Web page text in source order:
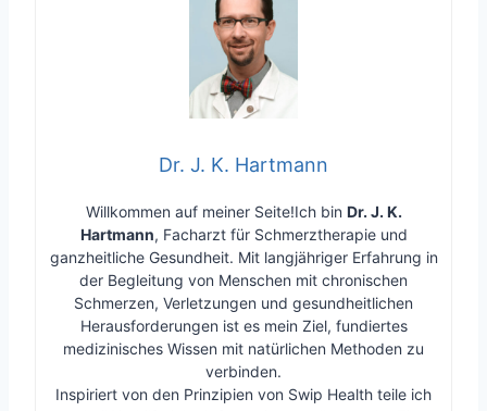
Dr. J. K. Hartmann
Willkommen auf meiner Seite!Ich bin Dr. J. K.
Hartmann, Facharzt für Schmerztherapie und
ganzheitliche Gesundheit. Mit langjähriger Erfahrung in
der Begleitung von Menschen mit chronischen
Schmerzen, Verletzungen und gesundheitlichen
Herausforderungen ist es mein Ziel, fundiertes
medizinisches Wissen mit natürlichen Methoden zu
verbinden.
Inspiriert von den Prinzipien von Swip Health teile ich